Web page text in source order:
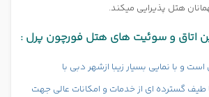
هتل پذیرایی میکند.
اتاق و سوئیت های هتل فورچون پرل :
دارای 131 اتاق است و با نمایی بسیار زیبا ازشهر دبی با
طیف گسترده ای از خدمات و امکانات عالی جهت